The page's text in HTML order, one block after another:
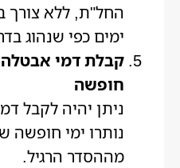
החל"ת, ללא
ימים כפי שנהוג
קבלת דמי
חופשה
ניתן יהיה לקבל
נותרו ימי חופשה
מההסדר הרגיל.